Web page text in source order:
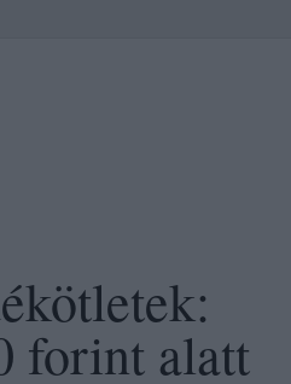
forint alatt